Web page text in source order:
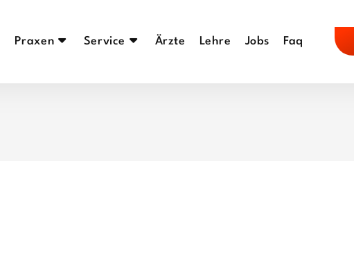
Praxen Service Ärzte Lehre Jobs Faq